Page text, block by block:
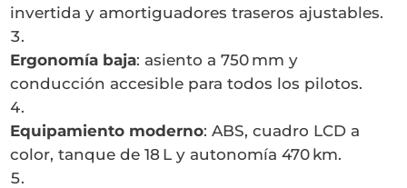
invertida y amortiguadores traseros ajustables.
Ergonomía baja: asiento a 750 mm y
conducción accesible para todos los pilotos.
Equipamiento moderno: ABS, cuadro LCD a
color, tanque de 18 L y autonomía 470 km.